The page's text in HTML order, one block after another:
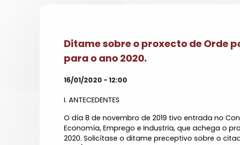
Ditame sobre o proxecto de Orde
para o ano 2020.
16/01/2020 - 12:00
I. ANTECEDENTES
O día 8 de novembro de 2019 tivo entrada no
Economía, Emprego e Industria, que achega o
2020. Solicítase o ditame preceptivo sobre o